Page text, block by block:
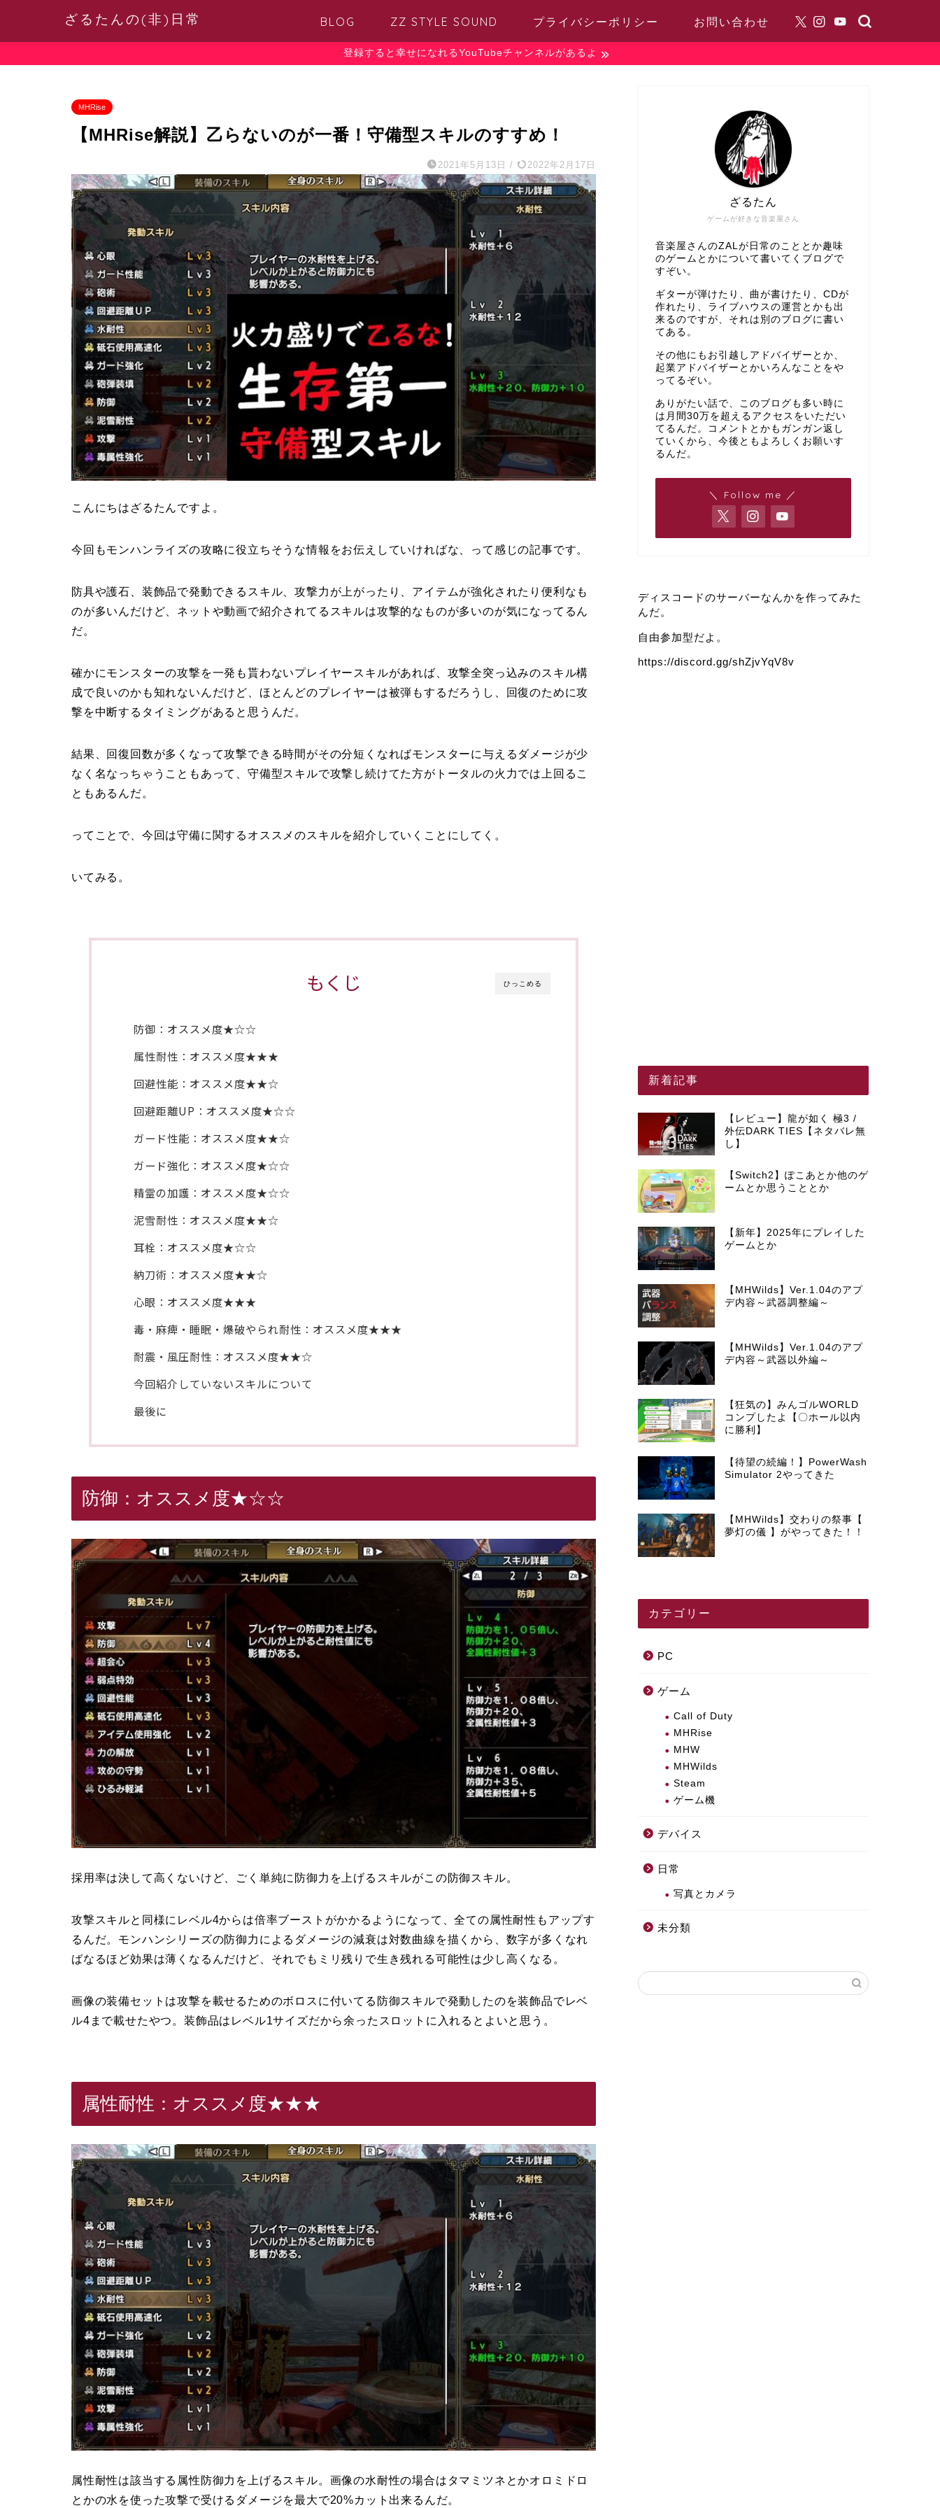
ざるたんの(非)日常 BLOG ZZ STYLE SOUND プライバシーポリシー お問い合わせ
登録すると幸せになれるYouTubeチャンネルがあるよ
MHRise
【MHRise解説】乙らないのが一番！守備型スキルのすすめ！
2021年5月13日 / 2022年2月17日
こんにちはざるたんですよ。
今回もモンハンライズの攻略に役立ちそうな情報をお伝えしていければな、って感じの記事です。
防具や護石、装飾品で発動できるスキル、攻撃力が上がったり、アイテムが強化されたり便利なも
のが多いんだけど、ネットや動画で紹介されてるスキルは攻撃的なものが多いのが気になってるん
だ。
確かにモンスターの攻撃を一発も貰わないプレイヤースキルがあれば、攻撃全突っ込みのスキル構
成で良いのかも知れないんだけど、ほとんどのプレイヤーは被弾もするだろうし、回復のために攻
撃を中断するタイミングがあると思うんだ。
結果、回復回数が多くなって攻撃できる時間がその分短くなればモンスターに与えるダメージが少
なく名なっちゃうこともあって、守備型スキルで攻撃し続けてた方がトータルの火力では上回るこ
ともあるんだ。
ってことで、今回は守備に関するオススメのスキルを紹介していくことにしてく。
いてみる。
ひっこめる
もくじ
防御：オススメ度★☆☆
属性耐性：オススメ度★★★
回避性能：オススメ度★★☆
回避距離UP：オススメ度★☆☆
ガード性能：オススメ度★★☆
ガード強化：オススメ度★☆☆
精霊の加護：オススメ度★☆☆
泥雪耐性：オススメ度★★☆
耳栓：オススメ度★☆☆
納刀術：オススメ度★★☆
心眼：オススメ度★★★
毒・麻痺・睡眠・爆破やられ耐性：オススメ度★★★
耐震・風圧耐性：オススメ度★★☆
今回紹介していないスキルについて
最後に
防御：オススメ度★☆☆
採用率は決して高くないけど、ごく単純に防御力を上げるスキルがこの防御スキル。
攻撃スキルと同様にレベル4からは倍率ブーストがかかるようになって、全ての属性耐性もアップす
るんだ。モンハンシリーズの防御力によるダメージの減衰は対数曲線を描くから、数字が多くなれ
ばなるほど効果は薄くなるんだけど、それでもミリ残りで生き残れる可能性は少し高くなる。
画像の装備セットは攻撃を載せるためのボロスに付いてる防御スキルで発動したのを装飾品でレベ
ル4まで載せたやつ。装飾品はレベル1サイズだから余ったスロットに入れるとよいと思う。
属性耐性：オススメ度★★★
属性耐性は該当する属性防御力を上げるスキル。画像の水耐性の場合はタマミツネとかオロミドロ
とかの水を使った攻撃で受けるダメージを最大で20%カット出来るんだ。
ゲームが好きな音楽屋さん
ざるたん
音楽屋さんのZALが日常のこととか趣味
のゲームとかについて書いてくブログで
すぞい。
ギターが弾けたり、曲が書けたり、CDが
作れたり、ライブハウスの運営とかも出
来るのですが、それは別のブログに書い
てある。
その他にもお引越しアドバイザーとか、
起業アドバイザーとかいろんなことをや
ってるぞい。
ありがたい話で、このブログも多い時に
は月間30万を超えるアクセスをいただい
てるんだ。コメントとかもガンガン返し
ていくから、今後ともよろしくお願いす
るんだ。
＼ Follow me ／
ディスコードのサーバーなんかを作ってみた
んだ。
自由参加型だよ。
https://discord.gg/shZjvYqV8v
新着記事
【レビュー】龍が如く 極3 /
外伝DARK TIES【ネタバレ無
し】
【Switch2】ぽこあとか他のゲ
ームとか思うこととか
【新年】2025年にプレイした
ゲームとか
【MHWilds】Ver.1.04のアプ
デ内容～武器調整編～
【MHWilds】Ver.1.04のアプ
デ内容～武器以外編～
【狂気の】みんゴルWORLD
コンプしたよ【〇ホール以内
に勝利】
【待望の続編！】PowerWash
Simulator 2やってきた
【MHWilds】交わりの祭事【
夢灯の儀 】がやってきた！！
カテゴリー
PC
ゲーム
Call of Duty
MHRise
MHW
MHWilds
Steam
ゲーム機
デバイス
日常
写真とカメラ
未分類